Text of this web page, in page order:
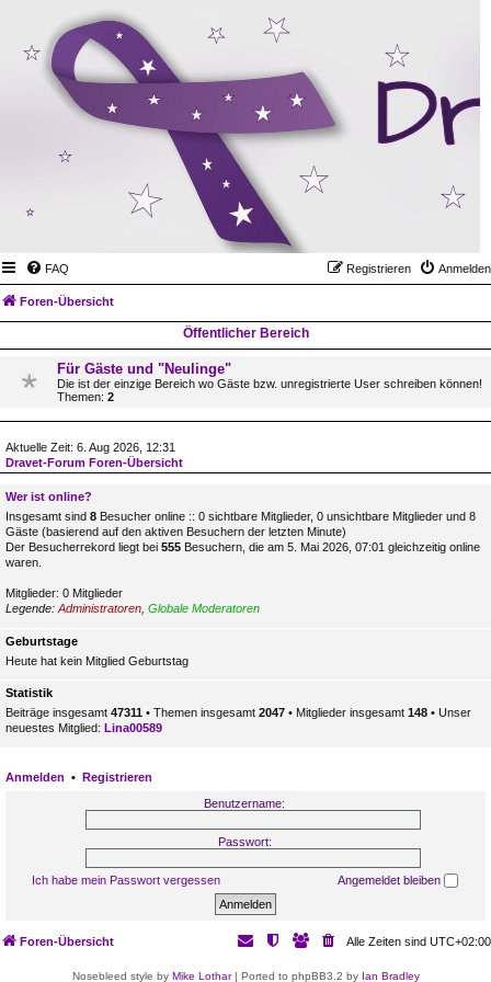
FAQ Anmelden
Registrieren
Foren-Übersicht
Öffentlicher Bereich
Für Gäste und "Neulinge"
Die ist der einzige Bereich wo Gäste bzw. unregistrierte User schreiben können!
Themen: 2
Aktuelle Zeit: 6. Aug 2026, 12:31
Dravet-Forum Foren-Übersicht
Wer ist online?
Insgesamt sind 8 Besucher online :: 0 sichtbare Mitglieder, 0 unsichtbare Mitglieder und 8
Gäste (basierend auf den aktiven Besuchern der letzten Minute)
Der Besucherrekord liegt bei 555 Besuchern, die am 5. Mai 2026, 07:01 gleichzeitig online
waren.
Mitglieder: 0 Mitglieder
Legende: Administratoren Globale Moderatoren
Geburtstage
Heute hat kein Mitglied Geburtstag
Statistik
Beiträge insgesamt 47311 • Themen insgesamt 2047 • Mitglieder insgesamt 148 • Unser
neuestes Mitglied: Lina00589
Anmelden • Registrieren
Benutzername:
Passwort:
Ich habe mein Passwort vergessen Angemeldet bleiben
Foren-Übersicht Alle Zeiten sind UTC+02:00
Nosebleed style by Mike Lothar| Ported to phpBB3.2 by Ian Bradley